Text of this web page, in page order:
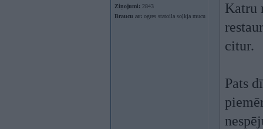
Ziņojumi: 2843
Braucu ar: ogres statoila soļkja mucu
Katru
citur.
Pats